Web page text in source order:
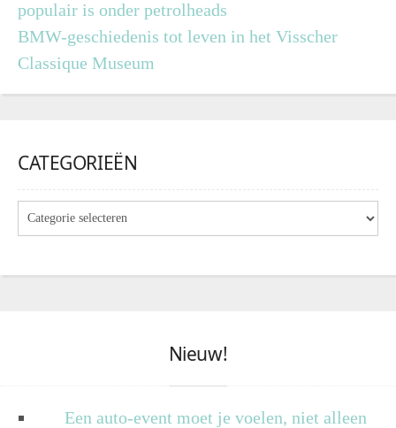
populair is onder petrolheads
BMW-geschiedenis tot leven in het Visscher
Classique Museum
CATEGORIEËN
Nieuw!
Een auto-event moet je voelen, niet alleen